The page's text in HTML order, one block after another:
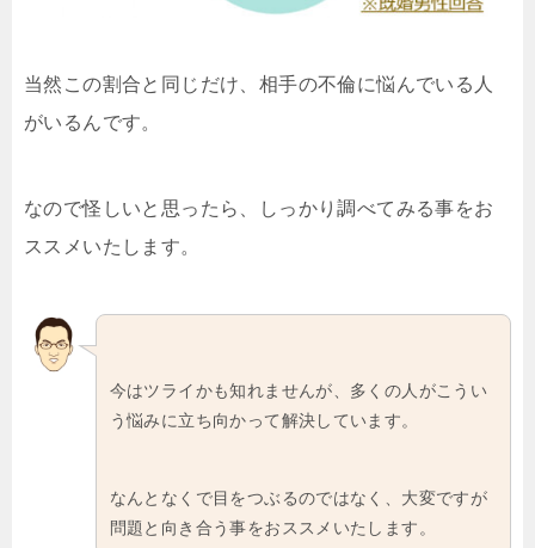
当然この割合と同じだけ、相手の不倫に悩んでいる人
がいるんです。
なので怪しいと思ったら、しっかり調べてみる事をお
ススメいたします。
今はツライかも知れませんが、多くの人がこうい
う悩みに立ち向かって解決しています。
なんとなくで目をつぶるのではなく、大変ですが
問題と向き合う事をおススメいたします。